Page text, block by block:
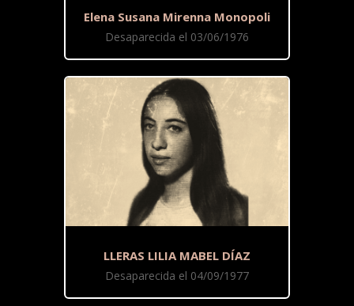
Elena Susana Mirenna Monopoli
Desaparecida el 03/06/1976
LLERAS LILIA MABEL DÍAZ
Desaparecida el 04/09/1977